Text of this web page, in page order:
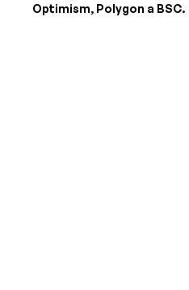
Optimism, Polygon a BSC.